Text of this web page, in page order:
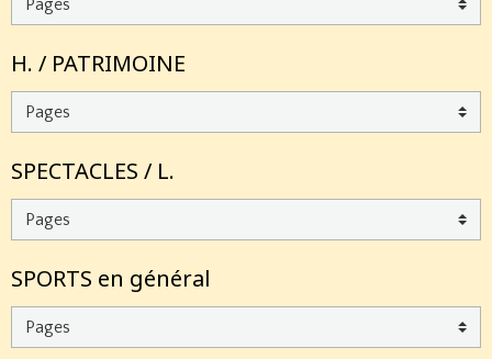
H. / PATRIMOINE
SPECTACLES / L.
SPORTS en général